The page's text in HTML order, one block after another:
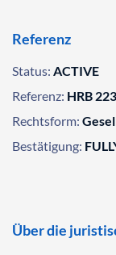
Referenz
Status: ACTIVE
Referenz: HRB
Rechtsform:
Bestätigung:
Über die